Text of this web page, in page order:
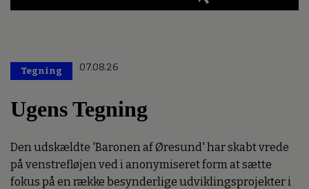
Tegning 07.08.26
Ugens Tegning
Den udskældte 'Baronen af Øresund' har skabt vrede
på venstrefløjen ved i anonymiseret form at sætte
fokus på en række besynderlige udviklingsprojekter i